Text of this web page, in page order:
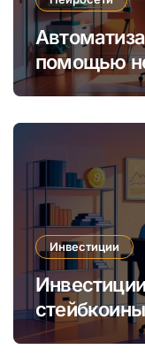
помощью
увеличить
Инвестиции
онлайн-